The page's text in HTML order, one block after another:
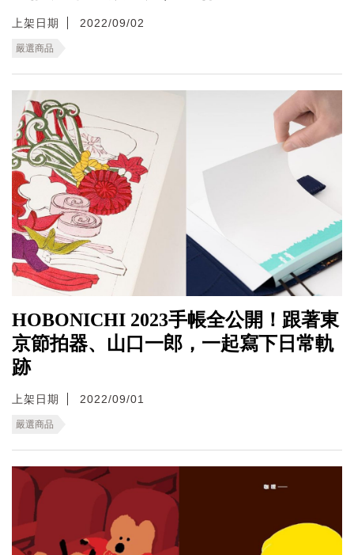
上架日期 2022/09/02
嚴選商品
HOBONICHI 2023手帳全公開！跟著東
京節拍器、山口一郎，一起寫下日常軌
跡
上架日期 2022/09/01
嚴選商品